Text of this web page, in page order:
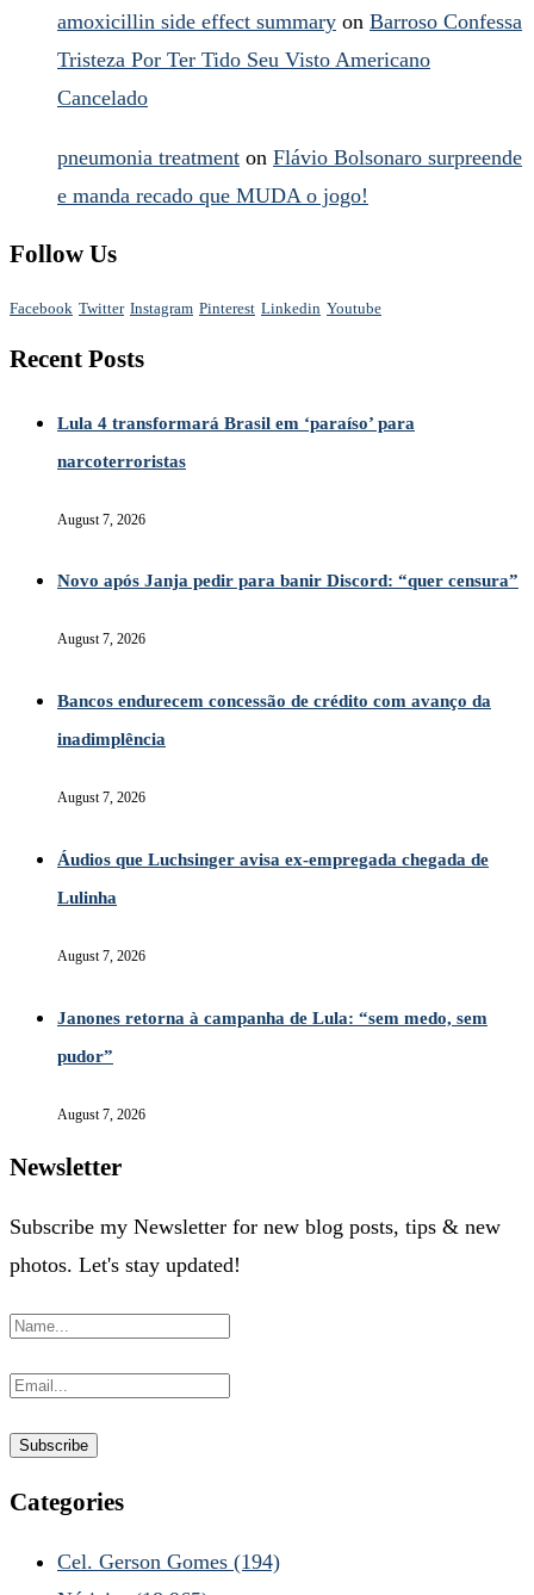
amoxicillin side effect summary on Barroso Confessa
Tristeza Por Ter Tido Seu Visto Americano
Cancelado
pneumonia treatment on Flávio Bolsonaro surpreende
e manda recado que MUDA o jogo!
Follow Us
Facebook Twitter Instagram Pinterest Linkedin Youtube
Recent Posts
Lula 4 transformará Brasil em ‘paraíso’ para
narcoterroristas
August 7, 2026
Novo após Janja pedir para banir Discord: “quer censura”
August 7, 2026
Bancos endurecem concessão de crédito com avanço da
inadimplência
August 7, 2026
Áudios que Luchsinger avisa ex-empregada chegada de
Lulinha
August 7, 2026
Janones retorna à campanha de Lula: “sem medo, sem
pudor”
August 7, 2026
Newsletter
Subscribe my Newsletter for new blog posts, tips & new
photos. Let's stay updated!
Categories
Cel. Gerson Gomes (194)